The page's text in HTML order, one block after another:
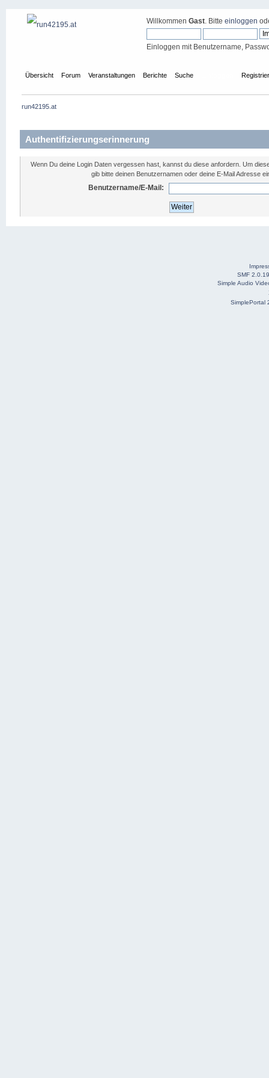
Willkommen Gast. Bitte einloggen
Einloggen mit Benutzername,
Übersicht Forum Veranstaltungen Berichte Suche
run42195.at
Authentifizierungserinnerung
Wenn Du deine Login Daten vergessen hast, kannst du diese anfordern. Um
gib bitte deinen Benutzernamen oder deine E-Mail Adresse
Benutzername/E-Mail:
SMF 2.0.19
Simple Audio
SimplePortal